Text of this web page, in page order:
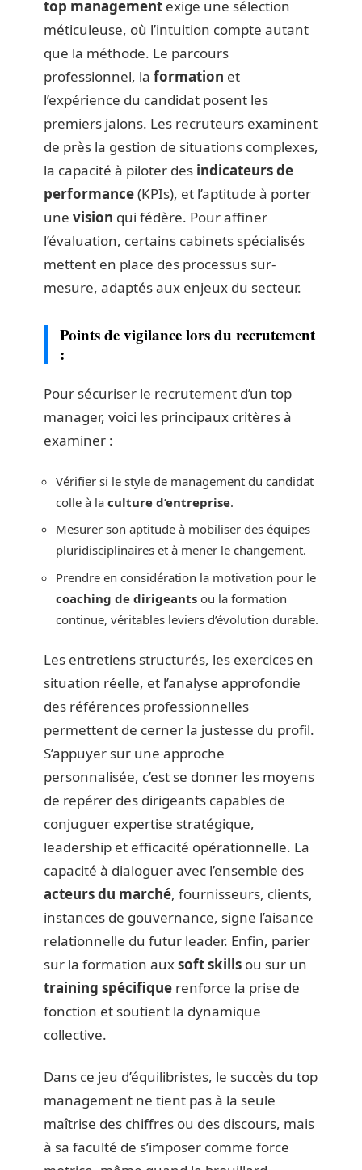
top management exige une sélection
méticuleuse, où l’intuition compte autant
que la méthode. Le parcours
professionnel, la formation et
l’expérience du candidat posent les
premiers jalons. Les recruteurs examinent
de près la gestion de situations complexes,
la capacité à piloter des indicateurs de
performance(KPIs), et l’aptitude à porter
une vision qui fédère. Pour affiner
l’évaluation, certains cabinets spécialisés
mettent en place des processus sur-
mesure, adaptés aux enjeux du secteur.
Points de vigilance lors du recrutement
:
Pour sécuriser le recrutement d’un top
manager, voici les principaux critères à
examiner :
Vérifier si le style de management du candidat
colle à la culture d’entreprise.
Mesurer son aptitude à mobiliser des équipes
pluridisciplinaires et à mener le changement.
Prendre en considération la motivation pour le
coaching de dirigeants ou la formation
continue, véritables leviers d’évolution durable.
Les entretiens structurés, les exercices en
situation réelle, et l’analyse approfondie
des références professionnelles
permettent de cerner la justesse du profil.
S’appuyer sur une approche
personnalisée, c’est se donner les moyens
de repérer des dirigeants capables de
conjuguer expertise stratégique,
leadership et efficacité opérationnelle. La
capacité à dialoguer avec l’ensemble des
acteurs du marché, fournisseurs, clients,
instances de gouvernance, signe l’aisance
relationnelle du futur leader. Enfin, parier
sur la formation auxsoft skills ou sur un
training spécifique renforce la prise de
fonction et soutient la dynamique
collective.
Dans ce jeu d’équilibristes, le succès du top
management ne tient pas à la seule
maîtrise des chiffres ou des discours, mais
à sa faculté de s’imposer comme force